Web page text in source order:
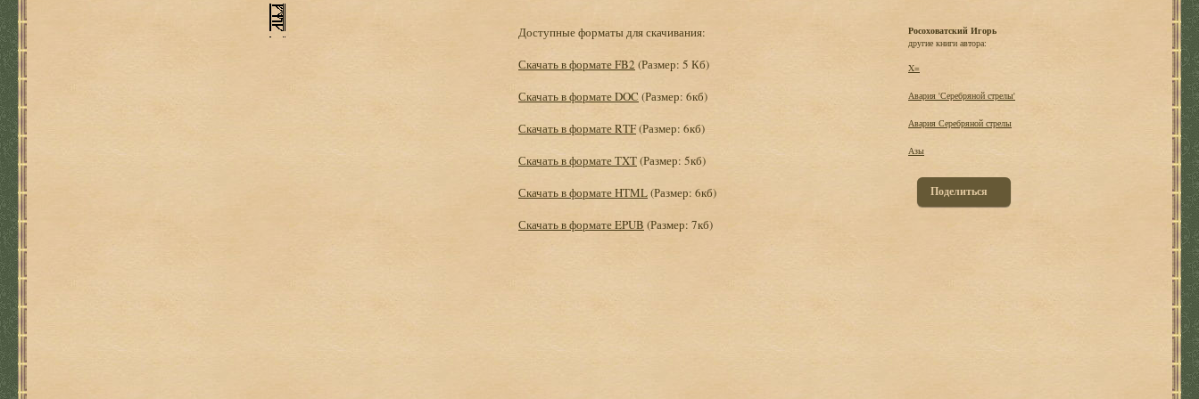
Доступные форматы для скачивания:
Скачать в формате FB2 (Размер: 5 Кб)
Скачать в формате DOC (Размер: 6кб)
Скачать в формате RTF(Размер: 6кб)
Скачать в формате TXT(Размер: 5кб)
Скачать в формате HTML(Размер: 6кб)
Скачать в формате EPUB (Размер: 7кб)
Росоховатский Игорь
другие книги автора:
X=
Авария 'Серебряной стрелы'
Авария Серебряной стрелы
Азы
Поделиться